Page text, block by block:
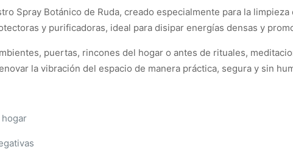
Spray Botánico de Ruda, creado especialmente para la
y purificadoras, ideal para disipar energías densas y
puertas, rincones del hogar o antes de rituales,
la vibración del espacio de manera práctica, segura y sin